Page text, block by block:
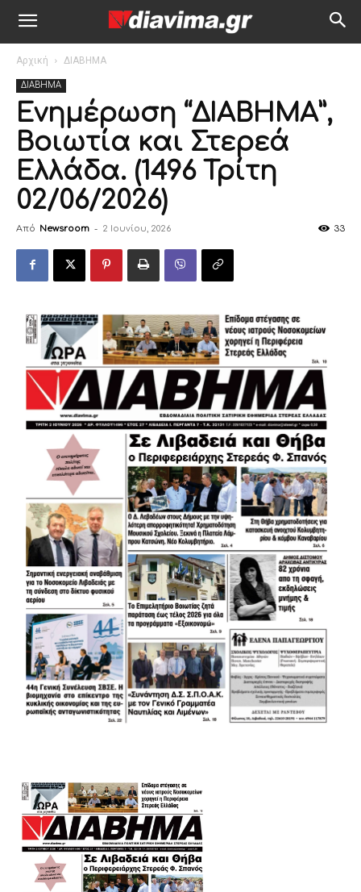
Αρχική ΔΙΑΒΗΜΑ
ΔΙΑΒΗΜΑ
Ενημέρωση “ΔΙΑΒΗΜΑ”,
Βοιωτία και Στερεά
Ελλάδα. (1496 Τρίτη
02/06/2026)
Από Newsroom - 2 Ιουνίου, 2026 33